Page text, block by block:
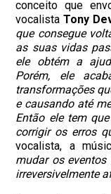
conceito que
vocalistaTony
que consegue
as suas vidas
ele obtém a
Porém, ele
transformações
e causando até
Então ele tem
corrigir os erros
vocalista, a
mudar os
irreversivelmente